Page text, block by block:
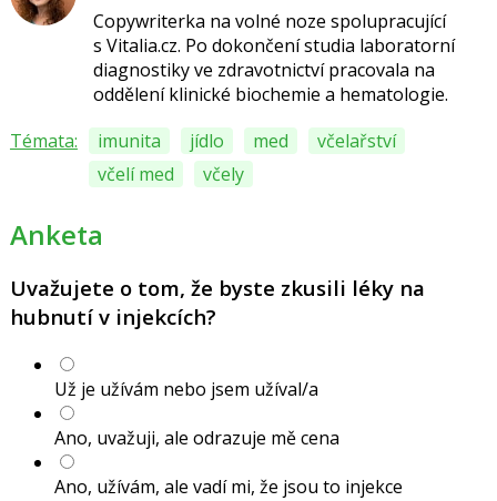
Copywriterka na volné noze spolupracující
s Vitalia.cz. Po dokončení studia laboratorní
diagnostiky ve zdravotnictví pracovala na
oddělení klinické biochemie a hematologie.
Témata:
imunita jídlo med
včelařství
včelí med
včely
Anketa
Uvažujete o tom, že byste zkusili léky na
hubnutí v injekcích?
Už je užívám nebo jsem užíval/a
Ano, uvažuji, ale odrazuje mě cena
Ano, užívám, ale vadí mi, že jsou to injekce